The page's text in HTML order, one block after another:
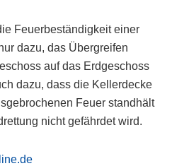
Feuerbeständigkeit einer
dazu, das Übergreifen
auf das Erdgeschoss
dazu, dass die Kellerdecke
Feuer standhält
nicht gefährdet wird.